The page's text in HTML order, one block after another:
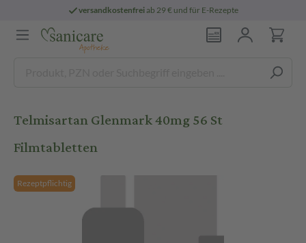
versandkostenfreiab 29 € und für E-Rezepte
Telmisartan Glenmark 40mg 56 St
Filmtabletten
Rezeptpflichtig